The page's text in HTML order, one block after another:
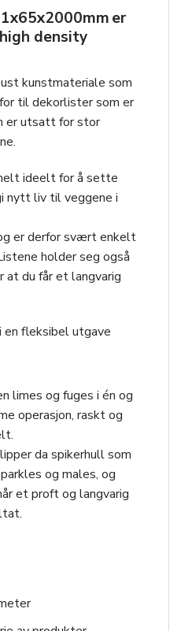
er
density
kunstmateriale som
til dekorlister som er
er utsatt for stor
ideelt for å sette
nytt liv til veggene i
er derfor svært enkelt
holder seg også
at du får et langvarig
en fleksibel utgave
limes og fuges i én og
operasjon, raskt og
da spikerhull som
og males, og
et proft og langvarig